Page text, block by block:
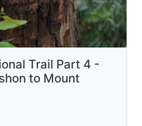
Trail Part 4 -
to Mount